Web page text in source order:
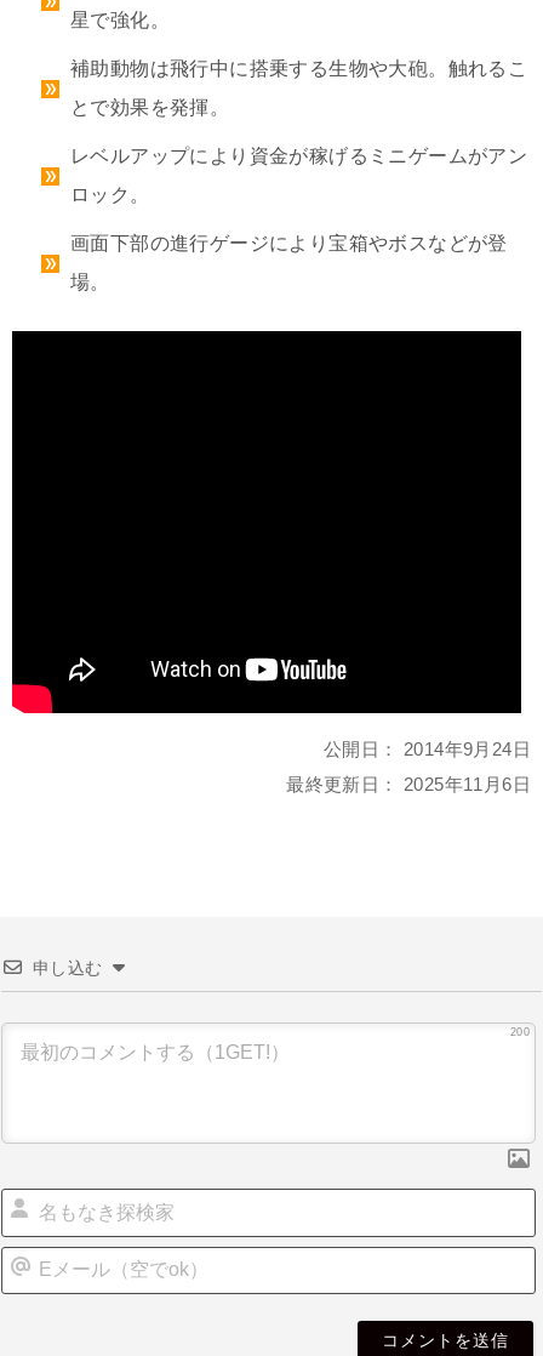
星で強化。
補助動物は飛行中に搭乗する生物や大砲。触れるこ
とで効果を発揮。
レベルアップにより資金が稼げるミニゲームがアン
ロック。
画面下部の進行ゲージにより宝箱やボスなどが登
場。
公開日： 2014年9月24日
最終更新日： 2025年11月6日
申し込む
200